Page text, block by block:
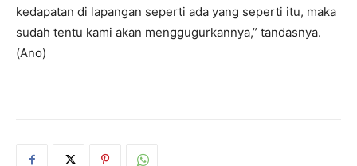
kedapatan di lapangan seperti ada yang seperti itu, maka
sudah tentu kami akan menggugurkannya,” tandasnya.
(Ano)